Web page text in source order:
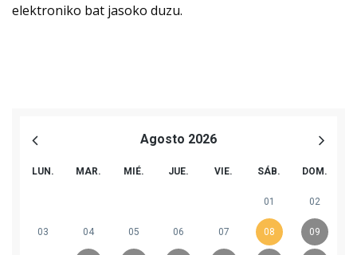
elektroniko bat jasoko duzu.